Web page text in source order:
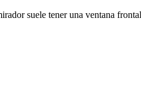
suele tener una ventana